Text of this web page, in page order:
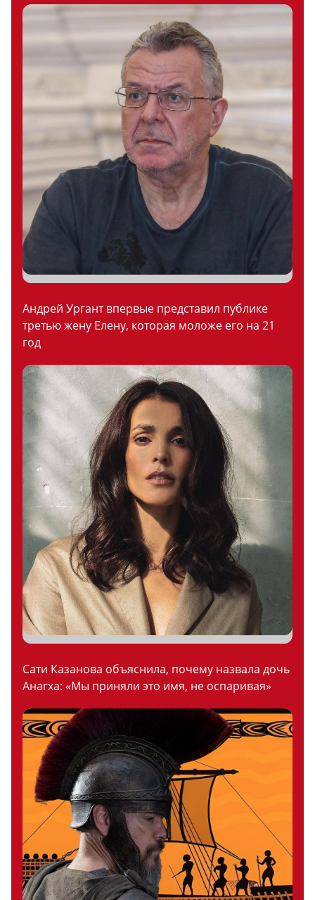
Андрей Ургант впервые представил публике
третью жену Елену, которая моложе его на 21
год
Сати Казанова объяснила, почему назвала дочь
Анагха: «Мы приняли это имя, не оспаривая»